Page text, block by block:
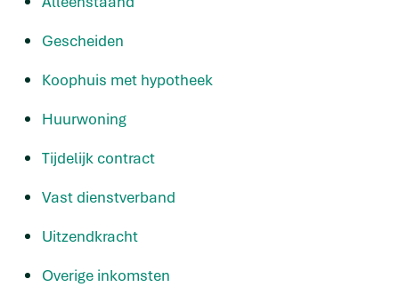
Gescheiden
Koophuis met hypotheek
Huurwoning
Tijdelijk contract
Vast dienstverband
Uitzendkracht
Overige inkomsten